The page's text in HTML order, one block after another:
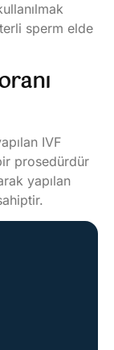
sperm elde
IVF
prosedürdür
yapılan